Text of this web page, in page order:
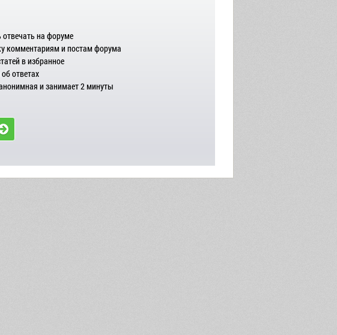
на форуме
комментариям и постам форума
в избранное
ответах
и занимает 2 минуты